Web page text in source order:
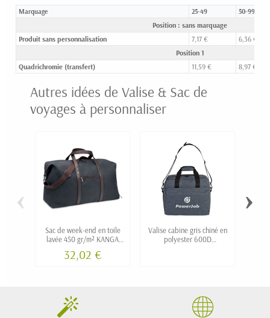
Marquage 25-49 50-99
Position : sans marquage
Produit sans personnalisation
7,17 €
6,36 €
Position 1
Quadrichromie (transfert)
11,59 € 8,97 €
Autres idées de Valise & Sac de
voyages à personnaliser
Sac de week-end en toile
lavée 450 gr/m² KANGA
32,02 €
Valise cabine gris chiné en
polyester 600D
‹ ›